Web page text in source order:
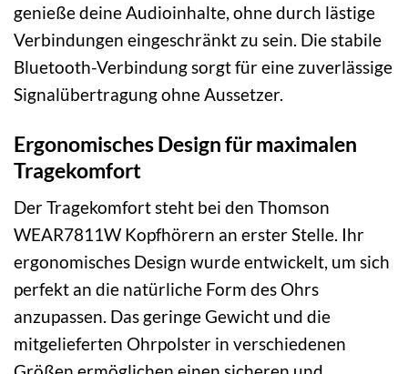
genieße deine Audioinhalte, ohne durch lästige
Verbindungen eingeschränkt zu sein. Die stabile
Bluetooth-Verbindung sorgt für eine zuverlässige
Signalübertragung ohne Aussetzer.
Ergonomisches Design für maximalen
Tragekomfort
Der Tragekomfort steht bei den Thomson
WEAR7811W Kopfhörern an erster Stelle. Ihr
ergonomisches Design wurde entwickelt, um sich
perfekt an die natürliche Form des Ohrs
anzupassen. Das geringe Gewicht und die
mitgelieferten Ohrpolster in verschiedenen